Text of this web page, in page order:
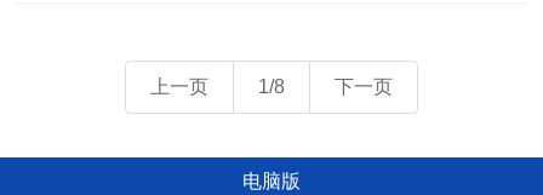
上一页 1/8 下一页
电脑版